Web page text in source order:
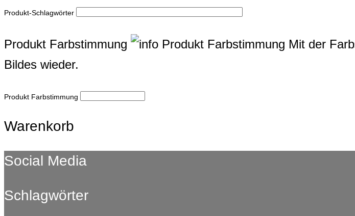
Produkt-Schlagwörter
Produkt Farbstimmung Produkt Farbstimmung Mit der
Bildes wieder.
Produkt Farbstimmung
Warenkorb
Social Media
Schlagwörter